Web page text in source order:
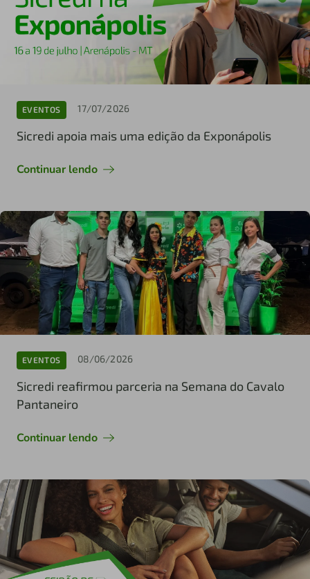
EVENTOS 17/07/2026
Sicredi apoia mais uma edição da Exponápolis
Continuar lendo
EVENTOS 08/06/2026
Sicredi reafirmou parceria na Semana do Cavalo
Pantaneiro
Continuar lendo